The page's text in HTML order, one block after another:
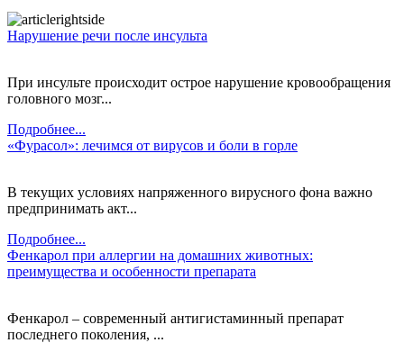
Нарушение речи после инсульта
При инсульте происходит острое нарушение кровообращения
головного мозг...
Подробнее...
«Фурасол»: лечимся от вирусов и боли в горле
В текущих условиях напряженного вирусного фона важно
предпринимать акт...
Подробнее...
Фенкарол при аллергии на домашних животных:
преимущества и особенности препарата
Фенкарол – современный антигистаминный препарат
последнего поколения, ...